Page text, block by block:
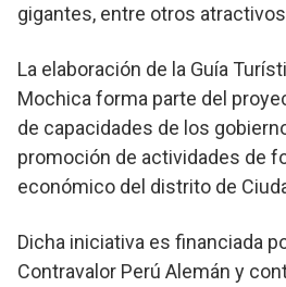
gigantes, entre otros
La elaboración de la Guía
Mochica forma parte del
de capacidades de los
promoción de actividades de
económico del distrito de
Dicha iniciativa es financiada
Contravalor Perú Alemán y